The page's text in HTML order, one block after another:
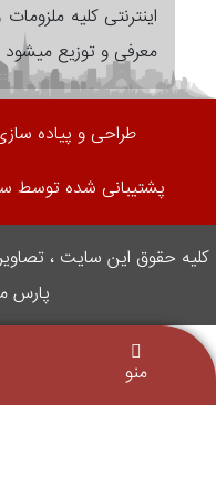
اینترنتی کلیه
معرفی و توزیع میشود
طراحی و پیاده
پشتیبانی شده توسط
کلیه حقوق این سایت ،
پارس
منو